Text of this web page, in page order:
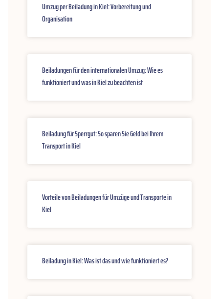
Umzug per Beiladung in Kiel: Vorbereitung und
Organisation
Beiladungen für den internationalen Umzug: Wie es
funktioniert und was in Kiel zu beachten ist
Beiladung für Sperrgut: So sparen Sie Geld bei Ihrem
Transport in Kiel
Vorteile von Beiladungen für Umzüge und Transporte in
Kiel
Beiladung in Kiel: Was ist das und wie funktioniert es?